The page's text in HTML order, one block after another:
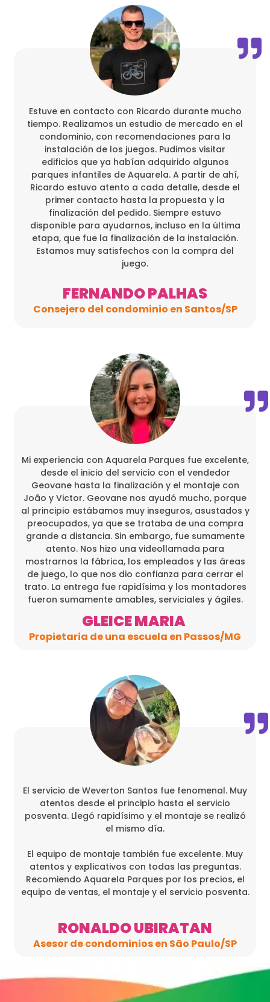
Estuve en contacto con Ricardo durante mucho
tiempo. Realizamos un estudio de mercado en el
condominio, con recomendaciones para la
instalación de los juegos. Pudimos visitar
edificios que ya habían adquirido algunos
parques infantiles de Aquarela. A partir de ahí,
Ricardo estuvo atento a cada detalle, desde el
primer contacto hasta la propuesta y la
finalización del pedido. Siempre estuvo
disponible para ayudarnos, incluso en la última
etapa, que fue la finalización de la instalación.
Estamos muy satisfechos con la compra del
juego.
FERNANDO PALHAS
Consejero del condominio en Santos/SP
Mi experiencia con Aquarela Parques fue excelente,
desde el inicio del servicio con el vendedor
Geovane hasta la finalización y el montaje con
João y Victor. Geovane nos ayudó mucho, porque
al principio estábamos muy inseguros, asustados y
preocupados, ya que se trataba de una compra
grande a distancia. Sin embargo, fue sumamente
atento. Nos hizo una videollamada para
mostrarnos la fábrica, los empleados y las áreas
de juego, lo que nos dio confianza para cerrar el
trato. La entrega fue rapidísima y los montadores
fueron sumamente amables, serviciales y ágiles.
GLEICE MARIA
Propietaria de una escuela en Passos/MG
El servicio de Weverton Santos fue fenomenal. Muy
atentos desde el principio hasta el servicio
posventa. Llegó rapidísimo y el montaje se realizó
el mismo día.
El equipo de montaje también fue excelente. Muy
atentos y explicativos con todas las preguntas.
Recomiendo Aquarela Parques por los precios, el
equipo de ventas, el montaje y el servicio posventa.
RONALDO UBIRATAN
Asesor de condominios en São Paulo/SP